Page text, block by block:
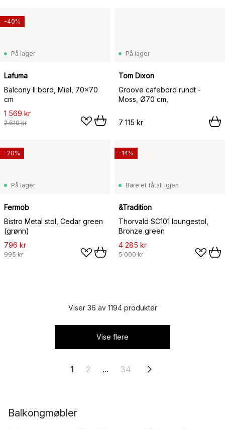
På lager
Lafuma
Balcony II bord, Miel, 70x70
cm
1 569 kr
2 610 kr
-40%
På lager
Tom Dixon
Groove cafebord rundt -
Moss, Ø70 cm,
7 115 kr
På lager
Fermob
Bistro Metal stol, Cedar green
(grønn)
796 kr
995 kr
-20%
Bare et fåtall igjen
&Tradition
Thorvald SC101 loungestol,
Bronze green
4 285 kr
5 000 kr
-14%
Viser 36 av 1194 produkter
Vise flere
1 2 ... 34
Balkongmøbler